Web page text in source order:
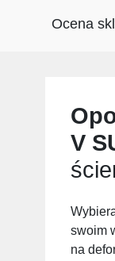
Ocena
V
swoim
na